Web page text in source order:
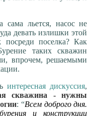
сама льется, насос не
девать излишки этой
посреди поселка? Как
таких скважин
впрочем, решаемыми
интересная дискуссия,
скважина - нужны
: “Всем доброго дня.
и конструкции